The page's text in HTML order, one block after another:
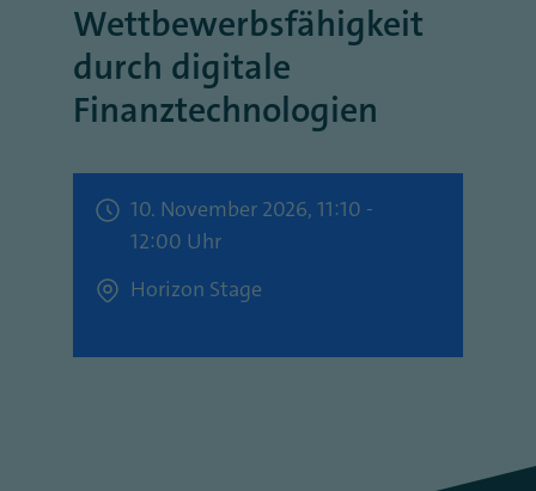
Wettbewerbsfähigkeit
durch digitale
Finanztechnologien
10. November 2026, 11:10 -
12:00 Uhr
Horizon Stage